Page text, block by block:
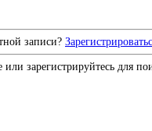
записи?
или зарегистрируйтесь для